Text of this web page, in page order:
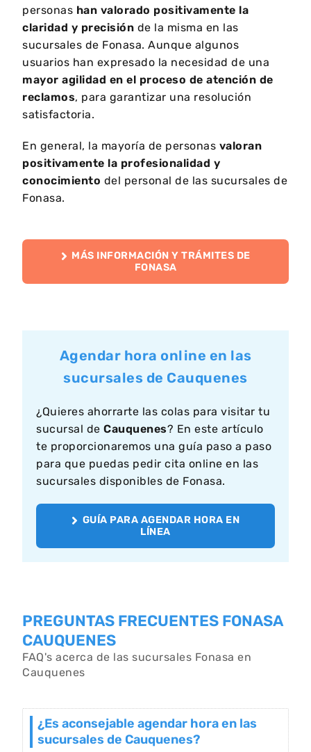
personas han valorado positivamente la
claridad y precisión de la misma en las
sucursales de Fonasa. Aunque algunos
usuarios han expresado la necesidad de una
mayor agilidad en el proceso de atención de
reclamos, para garantizar una resolución
satisfactoria.
En general, la mayoría de personas valoran
positivamente la profesionalidad y
conocimiento del personal de las sucursales de
Fonasa.
MÁS INFORMACIÓN Y TRÁMITES DE
FONASA
Agendar hora online en las
sucursales de Cauquenes
¿Quieres ahorrarte las colas para visitar tu
sucursal de Cauquenes? En este artículo
te proporcionaremos una guía paso a paso
para que puedas pedir cita online en las
sucursales disponibles de Fonasa.
GUÍA PARA AGENDAR HORA EN
LÍNEA
PREGUNTAS FRECUENTES FONASA
CAUQUENES
FAQ's acerca de las sucursales Fonasa en
Cauquenes
¿Es aconsejable agendar hora en las
sucursales de Cauquenes?